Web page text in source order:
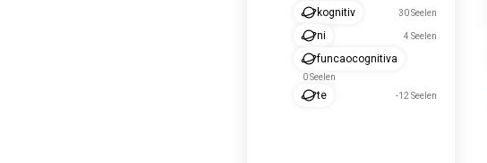
kognitiv 30 Seelen
ni 4 Seelen
funcaocognitiva
0 Seelen
te -12 Seelen